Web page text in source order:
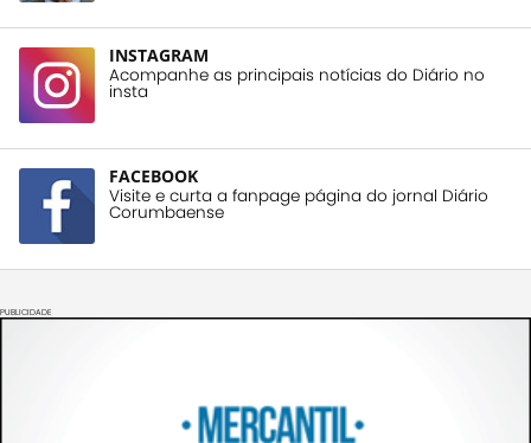
INSTAGRAM
Acompanhe as principais notícias do Diário no
insta
FACEBOOK
Visite e curta a fanpage página do jornal Diário
Corumbaense
PUBLICIDADE